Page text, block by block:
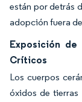
están por detrás
adopción fuera
Exposición de
Críticos
Los cuerpos
óxidos de tierras